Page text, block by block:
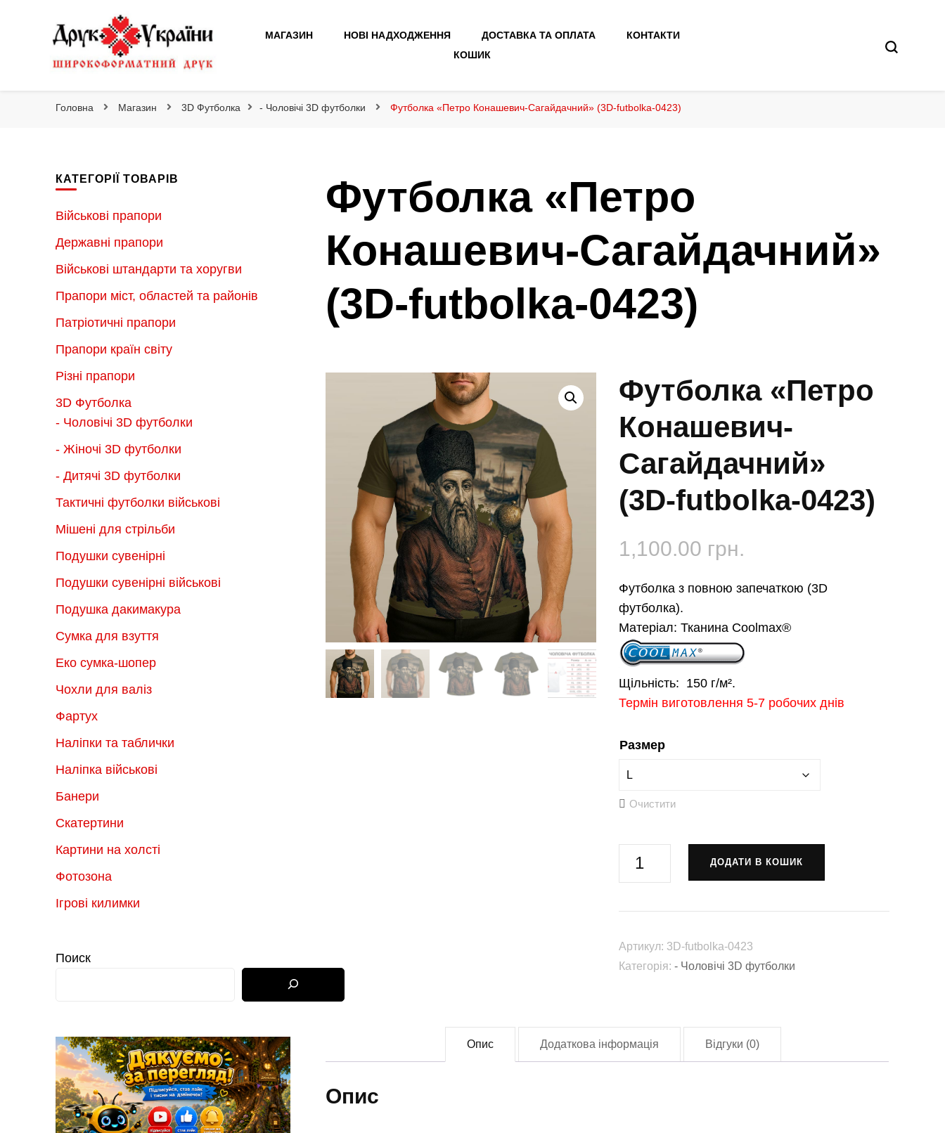
Друк України
МАГАЗИН НОВІ НАДХОДЖЕННЯ ДОСТАВКА ТА ОПЛАТА
КОНТАКТИ
КОШИК
Головна Магазин 3D Футболка - Чоловічі 3D футболки Футболка «Петро Конашевич-Сагайдачний» (3D-futbolka-0423)
Футболка «Петро
Конашевич-Сагайдачний»
(3D-futbolka-0423)
Футболка «Петро
Конашевич-
Сагайдачний»
(3D-futbolka-0423)
1,100.00 грн.
Футболка з повною запечаткою (3D
футболка).
Матеріал: Тканина Coolmax®
Щільність: 150 г/м².
Термін виготовлення 5-7 робочих днів
Размер
Очистити
«Петро
Сагайдачний»
futbolka-
0423)
ДОДАТИ В КОШИК
Артикул: 3D-futbolka-0423
Категорія:- Чоловічі 3D футболки
Опис Додаткова інформація Відгуки (0)
Опис
КАТЕГОРІЇ ТОВАРІВ
Військові прапори
Державні прапори
Військові штандарти та хоругви
Прапори міст, областей та районів
Патріотичні прапори
Прапори країн світу
Різні прапори
3D Футболка
- Чоловічі 3D футболки
- Жіночі 3D футболки
- Дитячі 3D футболки
Тактичні футболки військові
Мішені для стрільби
Подушки сувенірні
Подушки сувенірні військові
Подушка дакимакура
Сумка для взуття
Еко сумка-шопер
Чохли для валіз
Фартух
Наліпки та таблички
Наліпка військові
Банери
Скатертини
Картини на холсті
Фотозона
Ігрові килимки
Поиск